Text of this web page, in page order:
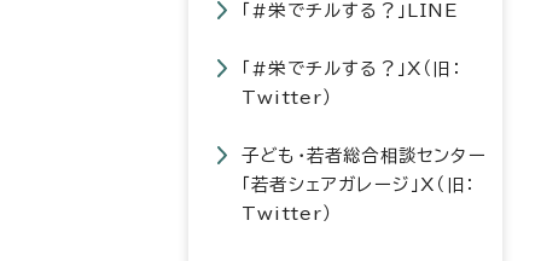
「#栄でチルする？」LINE
「#栄でチルする？」X（旧：
Twitter）
子ども・若者総合相談センター
「若者シェアガレージ」X（旧：
Twitter）